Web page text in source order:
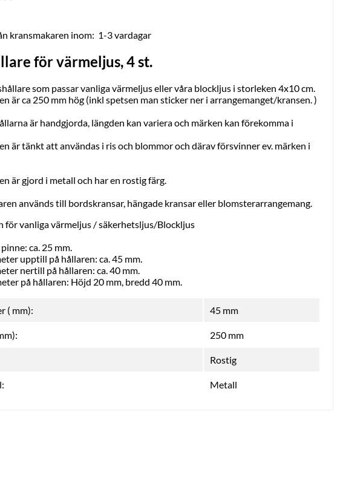
kransmakaren inom: 1-3 vardagar
för värmeljus, 4 st.
som passar vanliga värmeljus eller våra blockljus i storleken 4x10 cm.
är ca 250 mm hög (inkl spetsen man sticker ner i arrangemanget/kransen. )
är handgjorda, längden kan variera och märken kan förekomma i
är tänkt att användas i ris och blommor och därav försvinner ev. märken i
är gjord i metall och har en rostig färg.
används till bordskransar, hängade kransar eller blomsterarrangemang.
för vanliga värmeljus /säkerhetsljus/Blockljus
ca. 25 mm.
upptill på hållaren: ca. 45 mm.
nertill på hållaren: ca. 40 mm.
på hållaren: Höjd 20 mm, bredd 40 mm.
( mm): 45 mm
250 mm
Rostig
Metall